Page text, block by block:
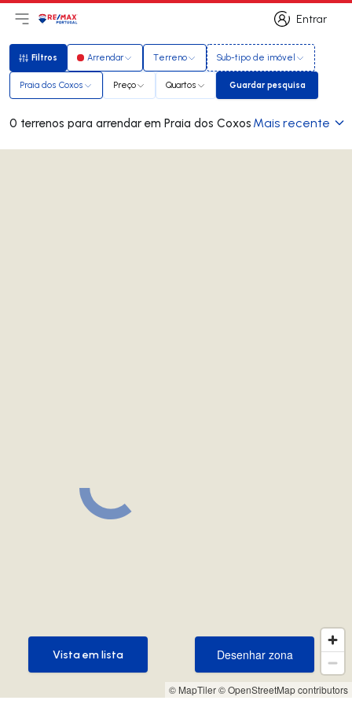
Entrar
Entrar
Abri menu principal
LogoIr para página inicial
Filtros
Filtros Arrendar Terreno Sub-tipo de imóvel
Praia dos Coxos Preço Quartos Guardar pesquisa
Guardar pesquisa
0 terrenos para arrendar em Praia dos Coxos Mais recente
© MapTiler© OpenStreetMap contributors
Desenhar zona
Desenhar zona
Vista em lista
Vista em lista